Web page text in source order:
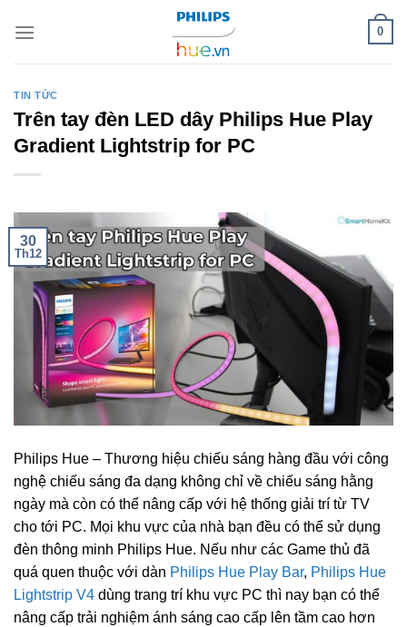
0
TIN TỨC
Trên tay đèn LED dây Philips Hue Play
Gradient Lightstrip for PC
30
Th12
Philips Hue – Thương hiệu chiếu sáng hàng đầu với công
nghệ chiếu sáng đa dạng không chỉ về chiếu sáng hằng
ngày mà còn có thể nâng cấp với hệ thống giải trí từ TV
cho tới PC. Mọi khu vực của nhà bạn đều có thể sử dụng
đèn thông minh Philips Hue. Nếu như các Game thủ đã
quá quen thuộc với dàn Philips Hue Play Bar, Philips Hue
Lightstrip V4 dùng trang trí khu vực PC thì nay bạn có thể
nâng cấp trải nghiệm ánh sáng cao cấp lên tầm cao hơn